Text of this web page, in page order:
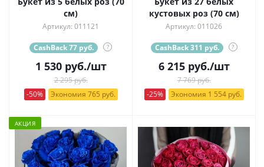
см)
Артикул: 011121
CashBack 77 руб. ?
1 530руб./шт
2 295 руб.
-50%
Экономия 765 руб.
кустовых роз (70 см)
Артикул: 011026
CashBack 311 руб. ?
6 215руб./шт
7 769 руб.
-25%
Экономия 1 554 руб.
АКЦИЯ